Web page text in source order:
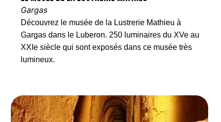
Gargas
Découvrez le musée de la Lustrerie Mathieu à
Gargas dans le Luberon. 250 luminaires du XVe au
XXIe siècle qui sont exposés dans ce musée très
lumineux.